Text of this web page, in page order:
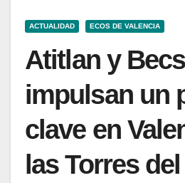
ACTUALIDAD ECOS DE VALENCIA
Atitlan y
impulsan un
clave en
las Torres